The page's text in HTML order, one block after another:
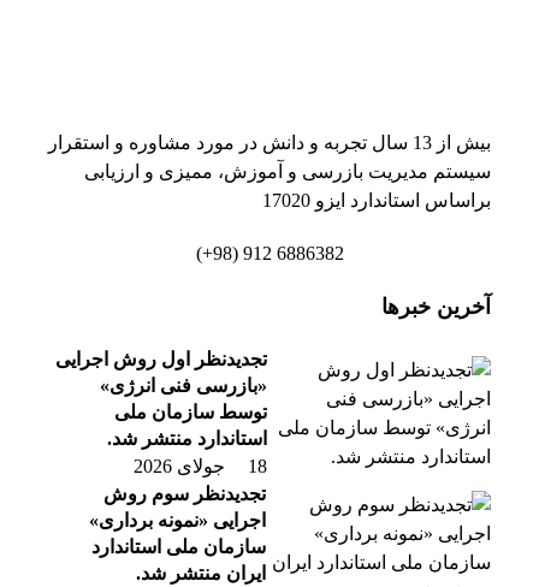
بیش از 13 سال تجربه و دانش در مورد مشاوره و استقرار
سیستم مدیریت بازرسی و آموزش، ممیزی و ارزیابی
براساس استاندارد ایزو 17020
6886382 912 (98+)
آخرین خبرها
تجدیدنظر اول روش اجرایی
«بازرسی فنی انرژی»
توسط سازمان ملی
استاندارد منتشر شد.
18 جولای 2026
تجدیدنظر سوم روش
اجرایی «نمونه برداری»
سازمان ملی استاندارد
ایران منتشر شد.